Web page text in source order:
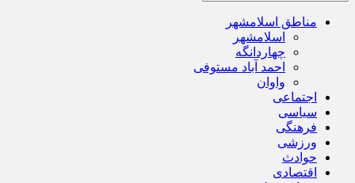
مناطق اسلامشهر
اسلامشهر
چهاردانگه
احمد آباد مستوفی
واوان
اجتماعی
سیاسی
فرهنگی
ورزشی
حوادث
اقتصادی